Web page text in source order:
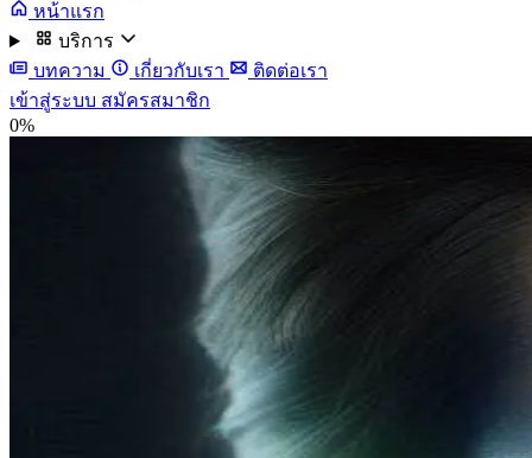
หน้าแรก
บริการ
บทความ
เกี่ยวกับเรา
ติดต่อเรา
เข้าสู่ระบบ สมัครสมาชิก
0%